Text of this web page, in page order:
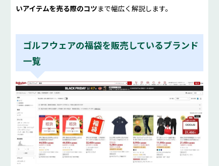
いアイテムを売る際のコツまで幅広く解説します。
ゴルフウェアの福袋を販売しているブランド
一覧